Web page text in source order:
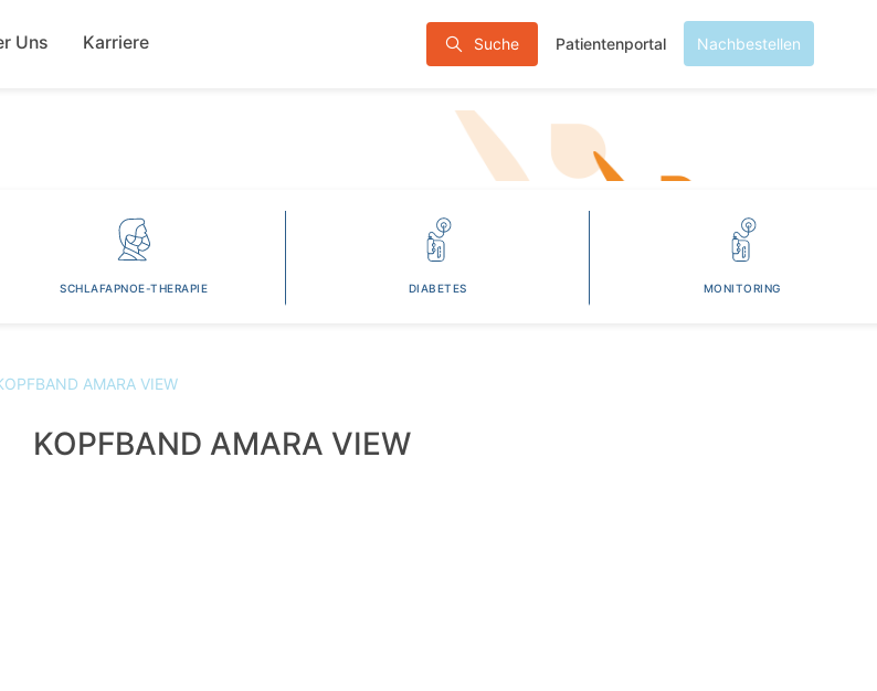
zum
Suche Patientenportal Nachbestellen
Uns Karriere
SCHLAFAPNOE-THERAPIE DIABETES MONITORING
AMARA VIEW
KOPFBAND AMARA VIEW